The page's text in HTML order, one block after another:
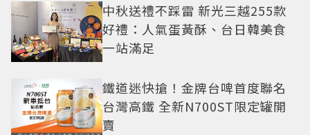
中秋送禮不踩雷 新光三越255款
好禮：人氣蛋黃酥、台日韓美食
一站滿足
鐵道迷快搶！金牌台啤首度聯名
台灣高鐵 全新N700ST限定罐開
賣